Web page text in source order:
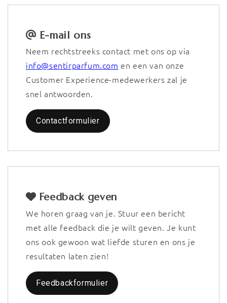
E-mail ons
Neem rechtstreeks contact met ons op via
info@sentirparfum.com en een van onze
Customer Experience-medewerkers zal je
snel antwoorden.
Contactformulier
Feedback geven
We horen graag van je. Stuur een bericht
met alle feedback die je wilt geven. Je kunt
ons ook gewoon wat liefde sturen en ons je
resultaten laten zien!
Feedbackformulier